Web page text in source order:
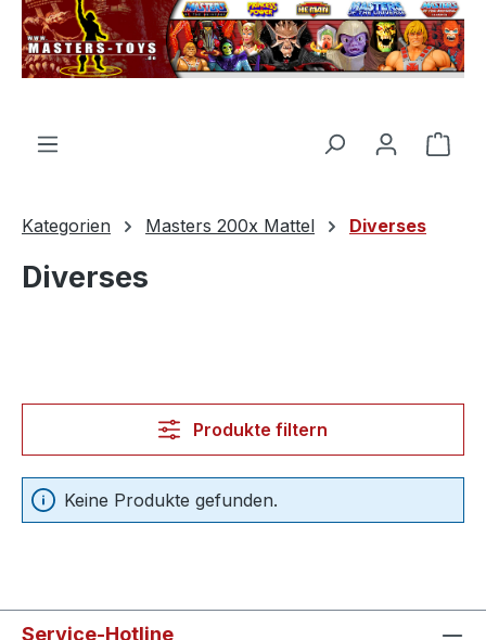
springen
Kategorien Masters 200x Mattel Diverses
Diverses
Produkte filtern
Keine Produkte gefunden.
Service-Hotline